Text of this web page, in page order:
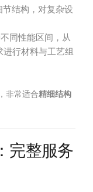
节结构，对复杂设
同性能区间，从
行材料与工艺组
非常适合精细结构
完整服务